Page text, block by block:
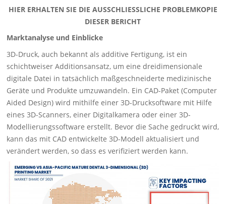
HIER ERHALTEN SIE DIE AUSSCHLIESSLICHE PROBLEMKOPIE
DIESER BERICHT
Marktanalyse und Einblicke
3D-Druck, auch bekannt als additive Fertigung, ist ein
schichtweiser Additionsansatz, um eine dreidimensionale
digitale Datei in tatsächlich maßgeschneiderte medizinische
Geräte und Produkte umzuwandeln. Ein CAD-Paket (Computer
Aided Design) wird mithilfe einer 3D-Drucksoftware mit Hilfe
eines 3D-Scanners, einer Digitalkamera oder einer 3D-
Modellierungssoftware erstellt. Bevor die Sache gedruckt wird,
kann das mit CAD entwickelte 3D-Modell aktualisiert und
verändert werden, so dass es verifiziert werden kann.